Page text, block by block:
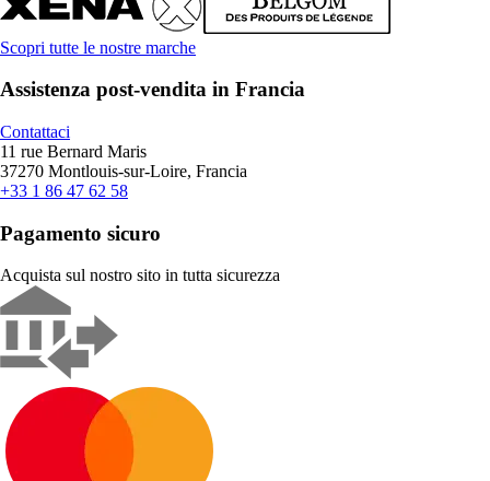
Scopri tutte le nostre marche
Assistenza post-vendita in Francia
Contattaci
11 rue Bernard Maris
37270 Montlouis-sur-Loire, Francia
+33 1 86 47 62 58
Pagamento sicuro
Acquista sul nostro sito in tutta sicurezza